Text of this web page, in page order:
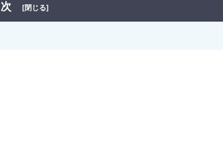
次 [閉じる]